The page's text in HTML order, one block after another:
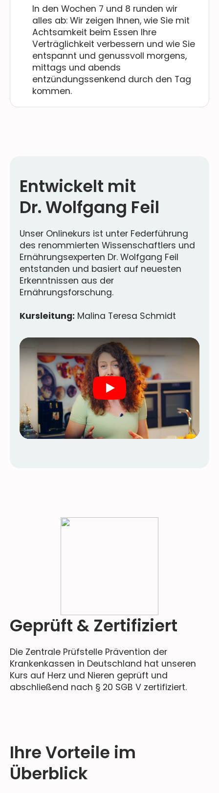
In den Wochen 7 und 8 runden wir
alles ab: Wir zeigen Ihnen, wie Sie mit
Achtsamkeit beim Essen Ihre
Verträglichkeit verbessern und wie Sie
entspannt und genussvoll morgens,
mittags und abends
entzündungssenkend durch den Tag
kommen.
Entwickelt mit
Dr. Wolfgang Feil
Unser Onlinekurs ist unter Federführung
des renommierten Wissenschaftlers und
Ernährungsexperten Dr. Wolfgang Feil
entstanden und basiert auf neuesten
Erkenntnissen aus der
Ernährungsforschung.
Kursleitung: Malina Teresa Schmidt
Play
Geprüft & Zertifiziert
Die Zentrale Prüfstelle Prävention der
Krankenkassen in Deutschland hat unseren
Kurs auf Herz und Nieren geprüft und
abschließend nach § 20 SGB V zertifiziert.
Ihre Vorteile im
Überblick